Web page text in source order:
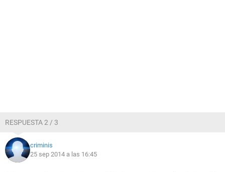
RESPUESTA 2 / 3
criminis
25 sep 2014 a las 16:45